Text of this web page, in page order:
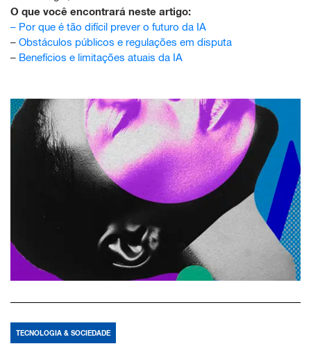
O que você encontrará neste artigo:
– Por que é tão difícil prever o futuro da IA
– Obstáculos públicos e regulações em disputa
– Benefícios e limitações atuais da IA
TECNOLOGIA & SOCIEDADE